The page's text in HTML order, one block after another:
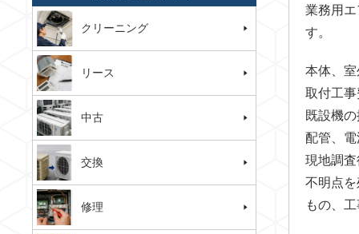
業務用
す。
本体、
取付工
既設機
配管、
現地調
不明点
もの、
クリーニング
リース
中古
交換
修理